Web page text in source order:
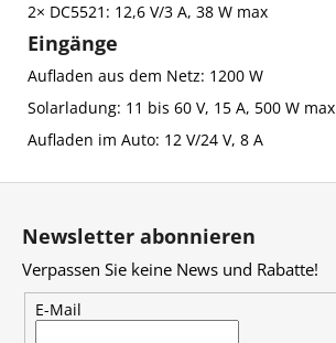
2× DC5521: 12,6 V/3 A, 38 W max
Eingänge
Aufladen aus dem Netz: 1200 W
Solarladung: 11 bis 60 V, 15 A, 500 W max
Aufladen im Auto: 12 V/24 V, 8 A
Newsletter abonnieren
Verpassen Sie keine News und Rabatte!
E-Mail